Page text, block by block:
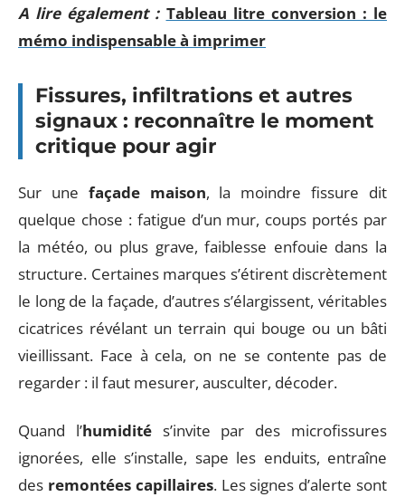
A lire également : Tableau litre conversion : le
mémo indispensable à imprimer
Fissures, infiltrations et autres
signaux : reconnaître le moment
critique pour agir
Sur une façade maison, la moindre fissure dit
quelque chose : fatigue d’un mur, coups portés par
la météo, ou plus grave, faiblesse enfouie dans la
structure. Certaines marques s’étirent discrètement
le long de la façade, d’autres s’élargissent, véritables
cicatrices révélant un terrain qui bouge ou un bâti
vieillissant. Face à cela, on ne se contente pas de
regarder : il faut mesurer, ausculter, décoder.
Quand l’humidités’invite par des microfissures
ignorées, elle s’installe, sape les enduits, entraîne
des remontées capillaires. Les signes d’alerte sont